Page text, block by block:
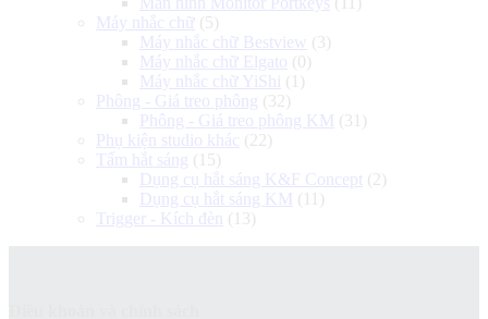
Máy nhắc chữ (5)
Máy nhắc chữ Bestview (3)
Máy nhắc chữ Elgato (0)
Máy nhắc chữ YiShi
(1)
Phông - Giá treo phông (32)
Phông - Giá treo phông KM (31)
Phụ kiện studio khác (22)
Tấm hắt sáng (15)
Dụng cụ hắt sáng K&F Concept (2)
Dụng cụ hắt sáng KM (11)
Trigger - Kích đèn
(13)